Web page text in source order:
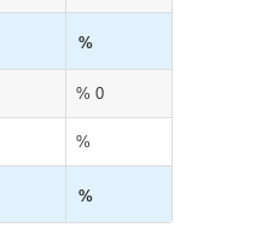
%
% 0
%
%